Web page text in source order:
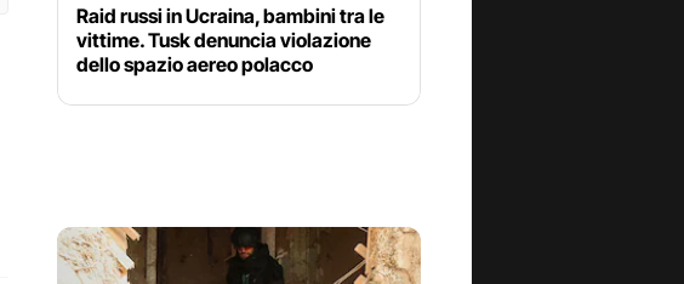
Raid russi in Ucraina, bambini tra le
vittime. Tusk denuncia violazione
dello spazio aereo polacco